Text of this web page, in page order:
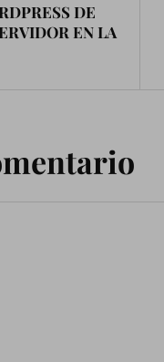
DE
EN LA